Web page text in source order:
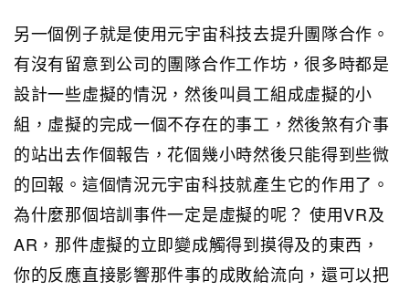
另一個例子就是使用元宇宙科技去提升團隊合作。
有沒有留意到公司的團隊合作工作坊，很多時都是
設計一些虛擬的情況，然後叫員工組成虛擬的小
組，虛擬的完成一個不存在的事工，然後煞有介事
的站出去作個報告，花個幾小時然後只能得到些微
的回報。這個情況元宇宙科技就產生它的作用了。
為什麼那個培訓事件一定是虛擬的呢？ 使用VR及
AR，那件虛擬的立即變成觸得到摸得及的東西，
你的反應直接影響那件事的成敗給流向，還可以把